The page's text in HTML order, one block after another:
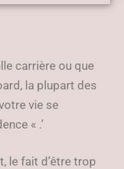
les jeux
carrière ou que
la plupart des
vie se
« .’
le fait d’être trop